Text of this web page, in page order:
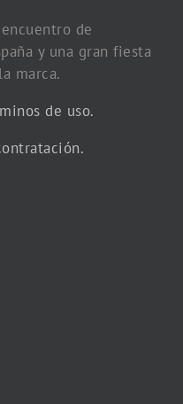
de
y una gran fiesta
marca.
de uso.